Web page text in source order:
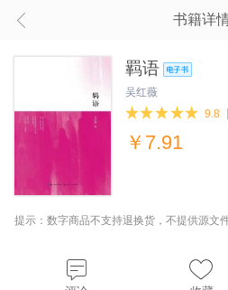
书籍详
羁语
吴红薇
9.8
￥ 7.91
提示：数字商品不支持退换货，不提供源文